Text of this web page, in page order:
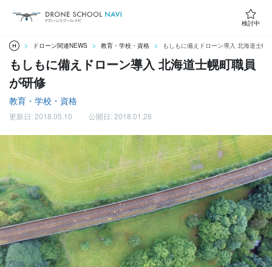
検討中
ドローン関連NEWS 教育・学校・資格 もしもに備えドローン導入 北海道士幌
もしもに備えドローン導入 北海道士幌町職員
が研修
教育・学校・資格
更新日: 2018.05.10 公開日: 2018.01.28